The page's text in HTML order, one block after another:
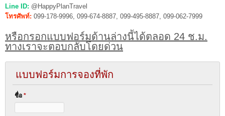
Line ID: @HappyPlanTravel
โทรศัพท์: 099-178-9996, 099-674-8887, 099-495-8887, 099-062-7999
หรือกรอกแบบฟอร์มด้านล่างนี้ได้ตลอด 24 ช.ม.
ทางเราจะตอบกลับโดยด่วน
แบบฟอร์มการจองที่พัก
ชื่อ *